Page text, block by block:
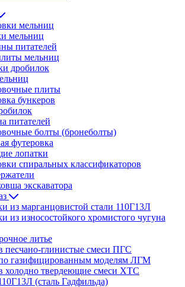
мельниц
мельниц
питателей
мельниц
дробилок
плиты
бункеров
питателей
болты (бронеболты)
футеровка
лопатки
спиральных классификаторов
экскаватора
из марганцовистой стали 110Г13Л
из износостойкого хромистого чугуна
литье
песчано-глинистые смеси ПГС
газифицированным моделям ЛГМ
холодно твердеющие смеси ХТС
(сталь Гадфильда)